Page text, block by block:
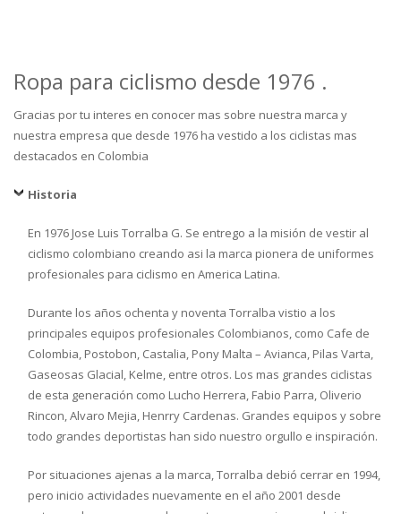
Ropa para ciclismo desde 1976 .
Gracias por tu interes en conocer mas sobre nuestra marca y
nuestra empresa que desde 1976 ha vestido a los ciclistas mas
destacados en Colombia
Historia
En 1976 Jose Luis Torralba G. Se entrego a la misión de vestir al
ciclismo colombiano creando asi la marca pionera de uniformes
profesionales para ciclismo en America Latina.
Durante los años ochenta y noventa Torralba vistio a los
principales equipos profesionales Colombianos, como Cafe de
Colombia, Postobon, Castalia, Pony Malta – Avianca, Pilas Varta,
Gaseosas Glacial, Kelme, entre otros. Los mas grandes ciclistas
de esta generación como Lucho Herrera, Fabio Parra, Oliverio
Rincon, Alvaro Mejia, Henrry Cardenas. Grandes equipos y sobre
todo grandes deportistas han sido nuestro orgullo e inspiración.
Por situaciones ajenas a la marca, Torralba debió cerrar en 1994,
pero inicio actividades nuevamente en el año 2001 desde